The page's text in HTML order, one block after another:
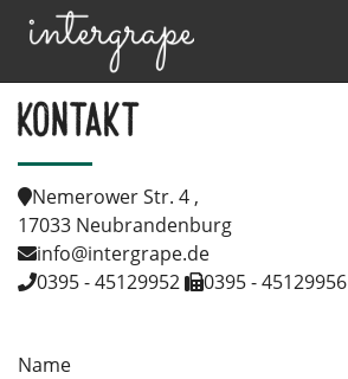
Kontakt
Nemerower Str. 4 ,
17033 Neubrandenburg
info@intergrape.de
0395 - 45129952
0395 - 45129956
Name